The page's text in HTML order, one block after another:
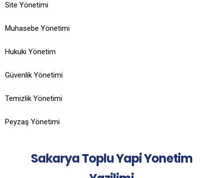
Site Yönetimi
Muhasebe Yönetimi
Hukuki Yönetim
Güvenlik Yönetimi
Temizlik Yönetimi
Peyzaş Yönetimi
SakaryaToplu Yapi Yonetim